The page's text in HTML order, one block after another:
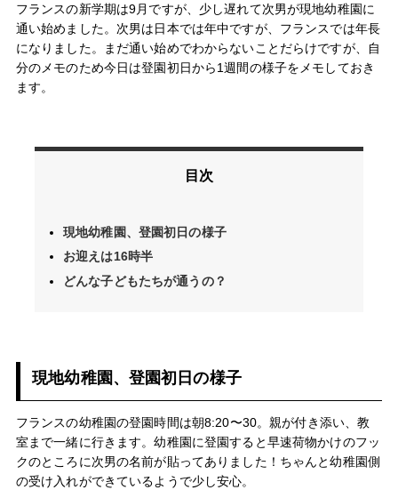
フランスの新学期は9月ですが、少し遅れて次男が現地幼稚園に
通い始めました。次男は日本では年中ですが、フランスでは年長
になりました。まだ通い始めでわからないことだらけですが、自
分のメモのため今日は登園初日から1週間の様子をメモしておき
ます。
目次
現地幼稚園、登園初日の様子
お迎えは16時半
どんな子どもたちが通うの？
現地幼稚園、登園初日の様子
フランスの幼稚園の登園時間は朝8:20〜30。親が付き添い、教
室まで一緒に行きます。幼稚園に登園すると早速荷物かけのフッ
クのところに次男の名前が貼ってありました！ちゃんと幼稚園側
の受け入れができているようで少し安心。